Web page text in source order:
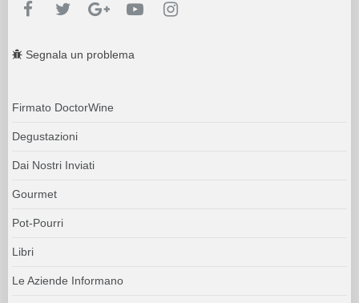
Segnala un problema
Firmato DoctorWine
Degustazioni
Dai Nostri Inviati
Gourmet
Pot-Pourri
Libri
Le Aziende Informano